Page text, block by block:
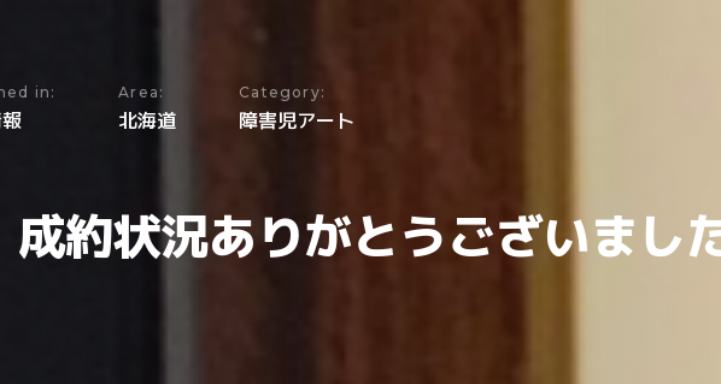
in: Area:
北海道
Category:
障害児アート
約状況ありがとうございまし